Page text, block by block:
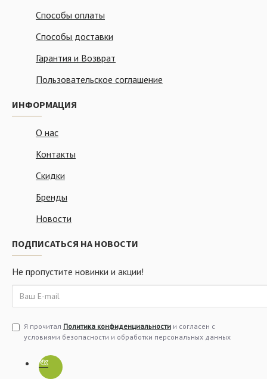
Способы оплаты
Способы доставки
Гарантия и Возврат
Пользовательское соглашение
ИНФОРМАЦИЯ
О нас
Контакты
Скидки
Бренды
Новости
ПОДПИСАТЬСЯ НА НОВОСТИ
Не пропустите новинки и акции!
Я прочитал Политика конфиденциальности и согласен с
условиями безопасности и обработки персональных данных